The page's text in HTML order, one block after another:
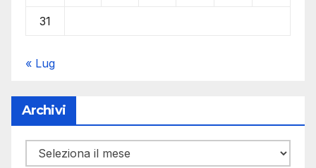
31
« Lug
Archivi
Archivi